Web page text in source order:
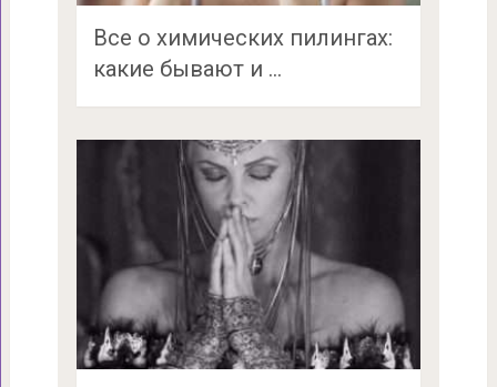
Все о химических пилингах:
какие бывают и …